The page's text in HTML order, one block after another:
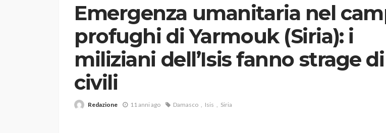
Emergenza umanitaria nel
profughi di Yarmouk (Siria): i
miliziani dell’Isis fanno strage di
civili
Redazione 11 anni ago Damasco Isis Siria